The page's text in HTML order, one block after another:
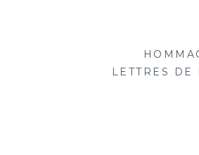
LETTRES